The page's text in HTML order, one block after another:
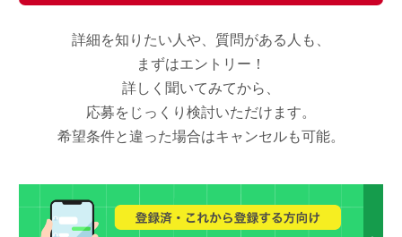
詳細を知りたい人や、質問がある人も、
まずはエントリー！
詳しく聞いてみてから、
応募をじっくり検討いただけます。
希望条件と違った場合はキャンセルも可能。